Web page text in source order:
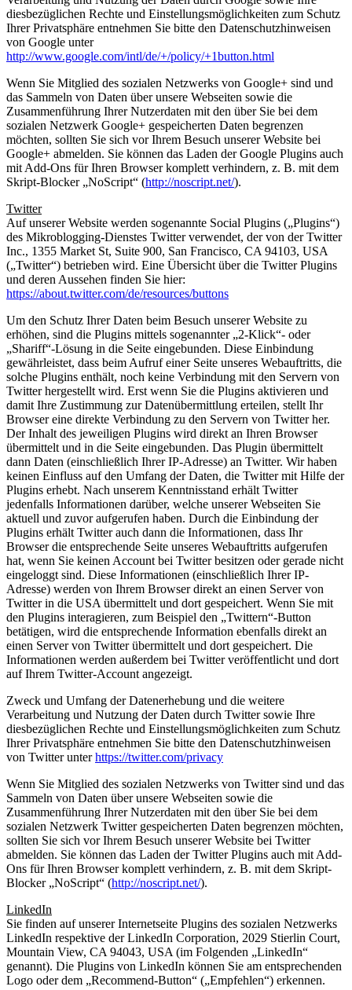
diesbezüglichen Rechte und Einstellungsmöglichkeiten zum Schutz
Ihrer Privatsphäre entnehmen Sie bitte den Datenschutzhinweisen
von Google unter
http://www.google.com/intl/de/+/policy/+1button.html
Wenn Sie Mitglied des sozialen Netzwerks von Google+ sind und
das Sammeln von Daten über unsere Webseiten sowie die
Zusammenführung Ihrer Nutzerdaten mit den über Sie bei dem
sozialen Netzwerk Google+ gespeicherten Daten begrenzen
möchten, sollten Sie sich vor Ihrem Besuch unserer Website bei
Google+ abmelden. Sie können das Laden der Google Plugins auch
mit Add-Ons für Ihren Browser komplett verhindern, z. B. mit dem
Skript-Blocker „NoScript“ (http://noscript.net/).
Twitter
Auf unserer Website werden sogenannte Social Plugins („Plugins“)
des Mikroblogging-Dienstes Twitter verwendet, der von der Twitter
Inc., 1355 Market St, Suite 900, San Francisco, CA 94103, USA
(„Twitter“) betrieben wird. Eine Übersicht über die Twitter Plugins
und deren Aussehen finden Sie hier:
https://about.twitter.com/de/resources/buttons
Um den Schutz Ihrer Daten beim Besuch unserer Website zu
erhöhen, sind die Plugins mittels sogenannter „2-Klick“- oder
„Shariff“-Lösung in die Seite eingebunden. Diese Einbindung
gewährleistet, dass beim Aufruf einer Seite unseres Webauftritts, die
solche Plugins enthält, noch keine Verbindung mit den Servern von
Twitter hergestellt wird. Erst wenn Sie die Plugins aktivieren und
damit Ihre Zustimmung zur Datenübermittlung erteilen, stellt Ihr
Browser eine direkte Verbindung zu den Servern von Twitter her.
Der Inhalt des jeweiligen Plugins wird direkt an Ihren Browser
übermittelt und in die Seite eingebunden. Das Plugin übermittelt
dann Daten (einschließlich Ihrer IP-Adresse) an Twitter. Wir haben
keinen Einfluss auf den Umfang der Daten, die Twitter mit Hilfe der
Plugins erhebt. Nach unserem Kenntnisstand erhält Twitter
jedenfalls Informationen darüber, welche unserer Webseiten Sie
aktuell und zuvor aufgerufen haben. Durch die Einbindung der
Plugins erhält Twitter auch dann die Informationen, dass Ihr
Browser die entsprechende Seite unseres Webauftritts aufgerufen
hat, wenn Sie keinen Account bei Twitter besitzen oder gerade nicht
eingeloggt sind. Diese Informationen (einschließlich Ihrer IP-
Adresse) werden von Ihrem Browser direkt an einen Server von
Twitter in die USA übermittelt und dort gespeichert. Wenn Sie mit
den Plugins interagieren, zum Beispiel den „Twittern“-Button
betätigen, wird die entsprechende Information ebenfalls direkt an
einen Server von Twitter übermittelt und dort gespeichert. Die
Informationen werden außerdem bei Twitter veröffentlicht und dort
auf Ihrem Twitter-Account angezeigt.
Zweck und Umfang der Datenerhebung und die weitere
Verarbeitung und Nutzung der Daten durch Twitter sowie Ihre
diesbezüglichen Rechte und Einstellungsmöglichkeiten zum Schutz
Ihrer Privatsphäre entnehmen Sie bitte den Datenschutzhinweisen
von Twitter unterhttps://twitter.com/privacy
Wenn Sie Mitglied des sozialen Netzwerks von Twitter sind und das
Sammeln von Daten über unsere Webseiten sowie die
Zusammenführung Ihrer Nutzerdaten mit den über Sie bei dem
sozialen Netzwerk Twitter gespeicherten Daten begrenzen möchten,
sollten Sie sich vor Ihrem Besuch unserer Website bei Twitter
abmelden. Sie können das Laden der Twitter Plugins auch mit Add-
Ons für Ihren Browser komplett verhindern, z. B. mit dem Skript-
Blocker „NoScript“ (http://noscript.net/).
LinkedIn
Sie finden auf unserer Internetseite Plugins des sozialen Netzwerks
LinkedIn respektive der LinkedIn Corporation, 2029 Stierlin Court,
Mountain View, CA 94043, USA (im Folgenden „LinkedIn“
genannt). Die Plugins von LinkedIn können Sie am entsprechenden
Logo oder dem „Recommend-Button“ („Empfehlen“) erkennen.